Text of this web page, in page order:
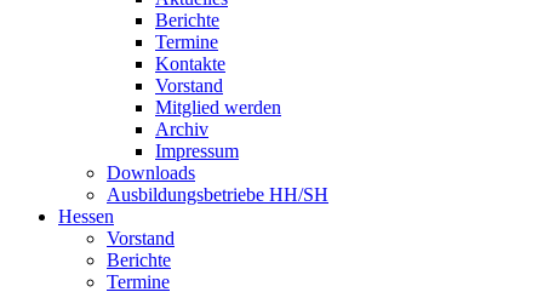
Berichte
Termine
Kontakte
Vorstand
Mitglied werden
Archiv
Impressum
Downloads
Ausbildungsbetriebe HH/SH
Hessen
Vorstand
Berichte
Termine